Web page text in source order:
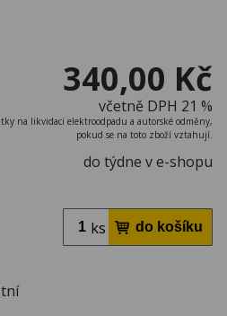
340,00 Kč
včetně DPH 21 %
na likvidaci elektroodpadu a autorské odměny,
pokud se na toto zboží vztahují.
do týdne v e-shopu
ks